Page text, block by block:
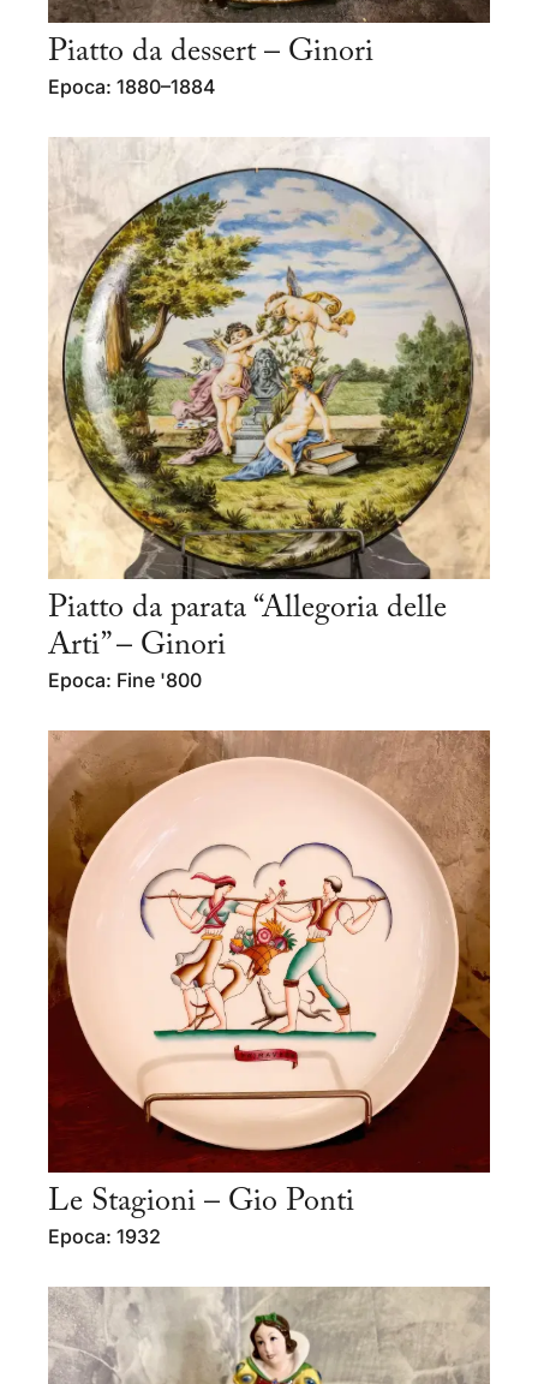
Piatto da dessert – Ginori
Epoca: 1880–1884
Piatto da parata “Allegoria delle
Arti” – Ginori
Epoca: Fine '800
Le Stagioni – Gio Ponti
Epoca: 1932